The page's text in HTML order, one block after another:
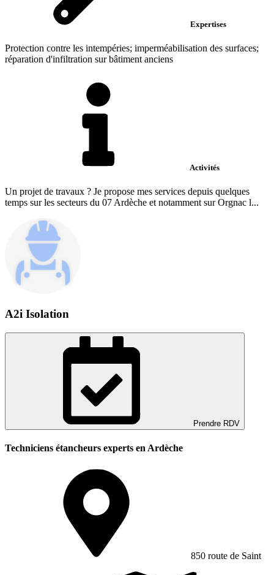
Expertises
Protection contre les intempéries; imperméabilisation des surfaces;
réparation d'infiltration sur bâtiment anciens
Activités
Un projet de travaux ? Je propose mes services depuis quelques
temps sur les secteurs du 07 Ardèche et notamment sur Orgnac l...
A2i Isolation
Prendre RDV
Techniciens étancheurs experts en Ardèche
850 route de Saint